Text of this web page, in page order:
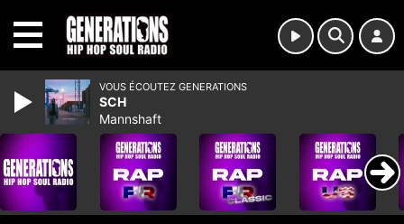
VOUS ÉCOUTEZ GENERATIONS
SCH
Mannshaft